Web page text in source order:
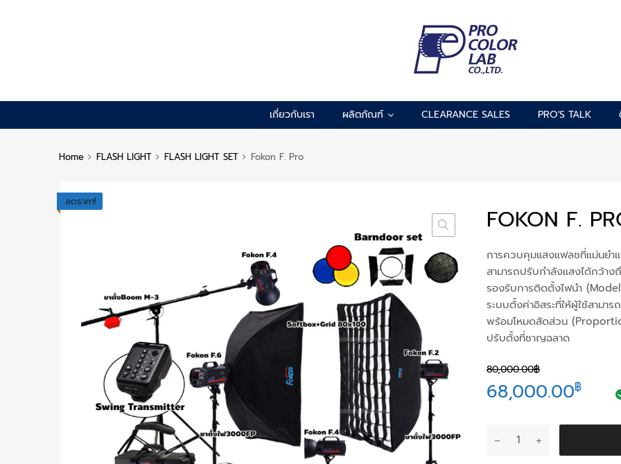
to
เกี่ยวกับเรา ผลิตภัณฑ์ CLEARANCE SALES PRO'S TALK
Home FLASH LIGHT FLASH LIGHT SET Fokon F. Pro
ลดราคา!
FOKON F.
การควบคุมแสงแฟลชที่แม่นยำ
สามารถปรับกำลังแสงได้กว้า
รองรับการติดตั้งไฟนำ
ระบบตั้งค่าอิสระที่ให้ผู้ใช้สามา
พร้อมโหมดสัดส่วน
ปรับตั้งที่ชาญฉลาด
80,000.00฿
Original
was:
68,000.00฿
is:
จำนวน